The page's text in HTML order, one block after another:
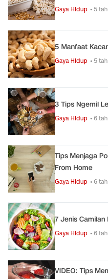
Gaya Hidup • 5
5 Manfaat
Gaya Hidup • 5
3 Tips Ngemil
Gaya Hidup • 6
Tips Menjaga
From Home
Gaya Hidup • 6
7 Jenis Camilan
Gaya Hidup • 6
VIDEO: Tips